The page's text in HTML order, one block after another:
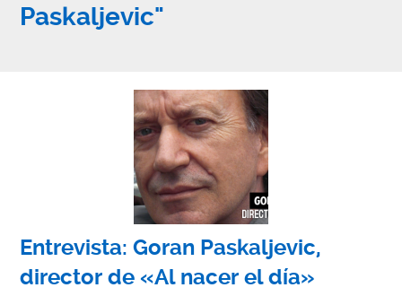
Paskaljevic"
Entrevista: Goran Paskaljevic,
director de «Al nacer el día»